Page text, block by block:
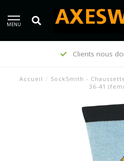
MENU
Clients nous
Accueil / SockSmith -
36-41